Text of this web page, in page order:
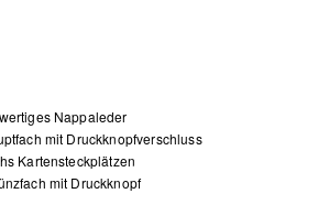
Nappaleder
mit Druckknopfverschluss
Kartensteckplätzen
mit Druckknopf